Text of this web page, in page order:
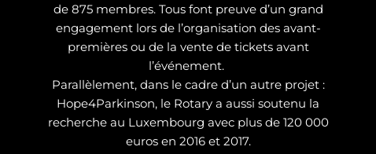
de 875 membres. Tous font preuve d’un grand
engagement lors de l’organisation des avant-
premières ou de la vente de tickets avant
l’événement.
Parallèlement, dans le cadre d’un autre projet :
Hope4Parkinson, le Rotary a aussi soutenu la
recherche au Luxembourg avec plus de 120 000
euros en 2016 et 2017.